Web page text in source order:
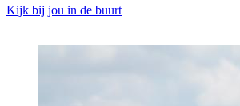
Kijk bij jou in de buurt